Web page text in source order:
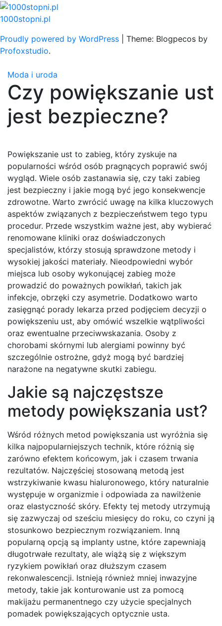
Skip
to
1000stopni.pl
Proudly powered by WordPress
Theme: Blogpecos by
Profoxstudio.
Moda i uroda
Czy powiększanie ust
jest bezpieczne?
Powiększanie ust to zabieg, który zyskuje na
popularności wśród osób pragnących poprawić swój
wygląd. Wiele osób zastanawia się, czy taki zabieg
jest bezpieczny i jakie mogą być jego konsekwencje
zdrowotne. Warto zwrócić uwagę na kilka kluczowych
aspektów związanych z bezpieczeństwem tego typu
procedur. Przede wszystkim ważne jest, aby wybierać
renomowane kliniki oraz doświadczonych
specjalistów, którzy stosują sprawdzone metody i
wysokiej jakości materiały. Nieodpowiedni wybór
miejsca lub osoby wykonującej zabieg może
prowadzić do poważnych powikłań, takich jak
infekcje, obrzęki czy asymetrie. Dodatkowo warto
zasięgnąć porady lekarza przed podjęciem decyzji o
powiększeniu ust, aby omówić wszelkie wątpliwości
oraz ewentualne przeciwwskazania. Osoby z
chorobami skórnymi lub alergiami powinny być
szczególnie ostrożne, gdyż mogą być bardziej
narażone na negatywne skutki zabiegu.
Jakie są najczęstsze
metody powiększania ust?
Wśród różnych metod powiększania ust wyróżnia się
kilka najpopularniejszych technik, które różnią się
zarówno efektem końcowym, jak i czasem trwania
rezultatów. Najczęściej stosowaną metodą jest
wstrzykiwanie kwasu hialuronowego, który naturalnie
występuje w organizmie i odpowiada za nawilżenie
oraz elastyczność skóry. Efekty tej metody utrzymują
się zazwyczaj od sześciu miesięcy do roku, co czyni ją
stosunkowo bezpiecznym rozwiązaniem. Inną
popularną opcją są implanty ustne, które zapewniają
długotrwałe rezultaty, ale wiążą się z większym
ryzykiem powikłań oraz dłuższym czasem
rekonwalescencji. Istnieją również mniej inwazyjne
metody, takie jak konturowanie ust za pomocą
makijażu permanentnego czy użycie specjalnych
pomadek powiększających optycznie usta.